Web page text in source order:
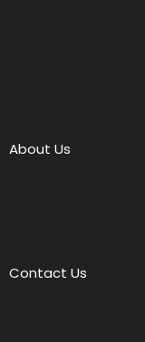
About Us
Contact Us